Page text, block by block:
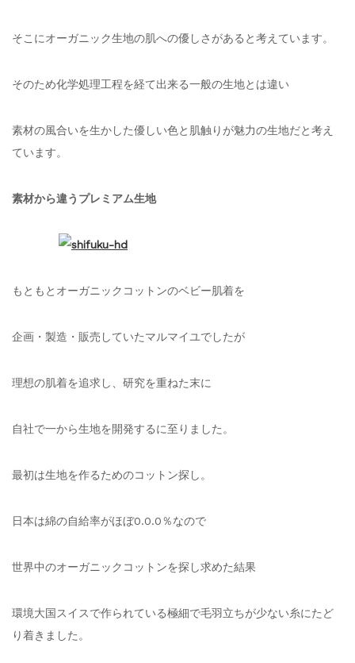
そこにオーガニック生地の肌への優しさがあると考えています。
そのため化学処理工程を経て出来る一般の生地とは違い
素材の風合いを生かした優しい色と肌触りが魅力の生地だと考え
ています。
素材から違うプレミアム生地
もともとオーガニックコットンのベビー肌着を
企画・製造・販売していたマルマイユでしたが
理想の肌着を追求し、研究を重ねた末に
自社で一から生地を開発するに至りました。
最初は生地を作るためのコットン探し。
日本は綿の自給率がほぼ0.0.0％なので
世界中のオーガニックコットンを探し求めた結果
環境大国スイスで作られている極細で毛羽立ちが少ない糸にたど
り着きました。